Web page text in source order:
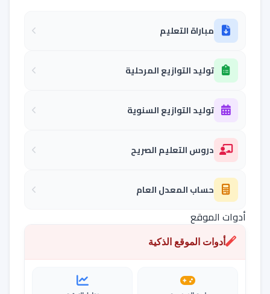
مباراة التعليم
توليد التوازيع المرحلية
توليد التوازيع السنوية
دروس التعليم الصريح
حساب المعدل العام
أدوات الموقع
أدوات الموقع الذكية